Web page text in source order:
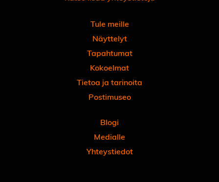
Tule meille
Näyttelyt
Tapahtumat
Kokoelmat
Tietoa ja tarinoita
Postimuseo
Blogi
Medialle
Yhteystiedot